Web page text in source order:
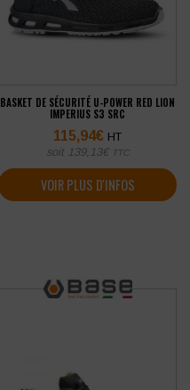
BASKET DE SÉCURITÉ U-POWER RED LION
IMPERIUS S3 SRC
115,94€ HT
soit 139,13€ TTC
VOIR PLUS D'INFOS